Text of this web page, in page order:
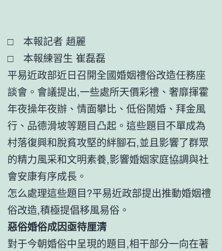
□ 本報記者 趙麗
□ 本報練習生 崔磊磊
平易近政部近日召開全國婚姻禮俗改造任務座
談會。會議提出,一些處所天價彩禮、奢靡揮霍
年夜操年夜辦、情面攀比、低俗鬧婚、拜金風
行、品德滑坡等題目凸起。這些題目不單成為
村落復興和脫貧攻堅的絆腳石,並且影響了群眾
的精力風采和文明素養,影響婚姻家庭協調與社
會安康有序成長。
怎么處理這些題目?平易近政部提出推動婚姻禮
俗改造,積極提倡移風易俗。
惡俗婚俗成因亟待厘清
對于今朝婚俗中呈現的題目,相干部分一向在著